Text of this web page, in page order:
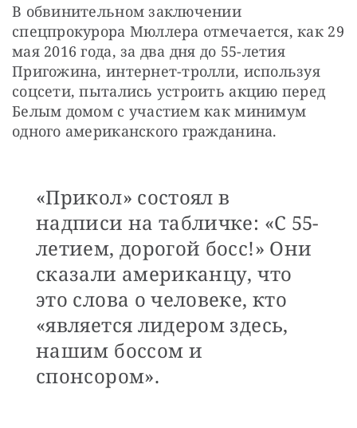
В обвинительном заключении
спецпрокурора Мюллера отмечается, как 29
мая 2016 года, за два дня до 55-летия
Пригожина, интернет-тролли, используя
соцсети, пытались устроить акцию перед
Белым домом с участием как минимум
одного американского гражданина.
«Прикол» состоял в
надписи на табличке: «С 55-
летием, дорогой босс!» Они
сказали американцу, что
это слова о человеке, кто
«является лидером здесь,
нашим боссом и
спонсором».